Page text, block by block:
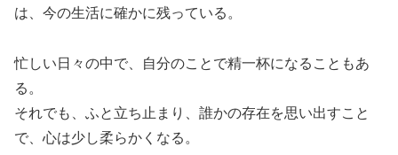
は、今の生活に確かに残っている。
忙しい日々の中で、自分のことで精一杯になることもあ
る。
それでも、ふと立ち止まり、誰かの存在を思い出すこと
で、心は少し柔らかくなる。